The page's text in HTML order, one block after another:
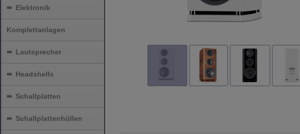
➨ Elektronik
Komplettanlagen
➨ Lautsprecher
➨ Headshells
➨ Schallplatten
➨ Schallplattenhüllen